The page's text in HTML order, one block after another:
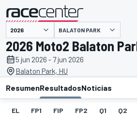
presentado por BALATON PARK
2026 Moto2 Balaton
5 jun 2026 - 7 jun 2026
Balaton Park, HU
ResumenResultadosNoticias
EL FP1 FIP FP2 Q1 Q2